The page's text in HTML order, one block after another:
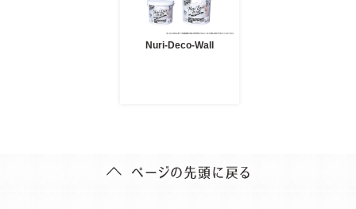
Nuri-Deco-Wall